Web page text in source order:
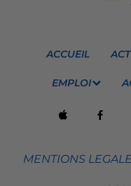
ACCUEIL
EMPLOI
MENTIONS